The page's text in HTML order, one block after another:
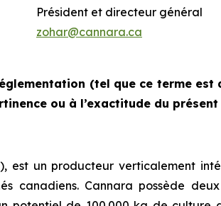
Président et directeur général
zohar@cannara.ca
(tel que ce terme
ou à l’exactitude du
), est un producteur verticalement
canadiens. Cannara possède